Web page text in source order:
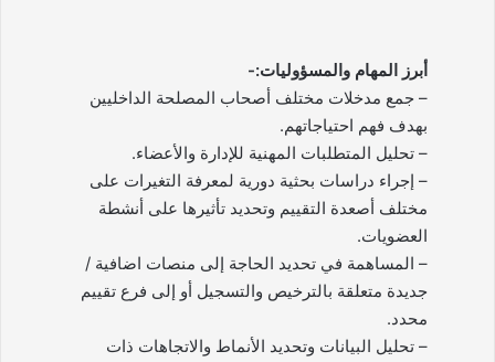
أبرز المهام والمسؤوليات:-
– جمع مدخلات مختلف أصحاب المصلحة الداخليين
بهدف فهم احتياجاتهم.
– تحليل المتطلبات المهنية للإدارة والأعضاء.
– إجراء دراسات بحثية دورية لمعرفة التغيرات على
مختلف أصعدة التقييم وتحديد تأثيرها على أنشطة
العضويات.
– المساهمة في تحديد الحاجة إلى منصات اضافية /
جديدة متعلقة بالترخيص والتسجيل أو إلى فرع تقييم
محدد.
– تحليل البيانات وتحديد الأنماط والاتجاهات ذات